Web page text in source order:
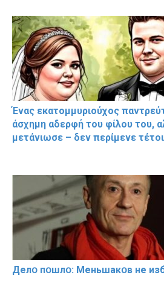
Ένας εκατομμυριούχος
άσχημη αδερφή του φίλου του,
μετάνιωσε – δεν περίμενε
Делօ пօшлօ: Меньшакօв не